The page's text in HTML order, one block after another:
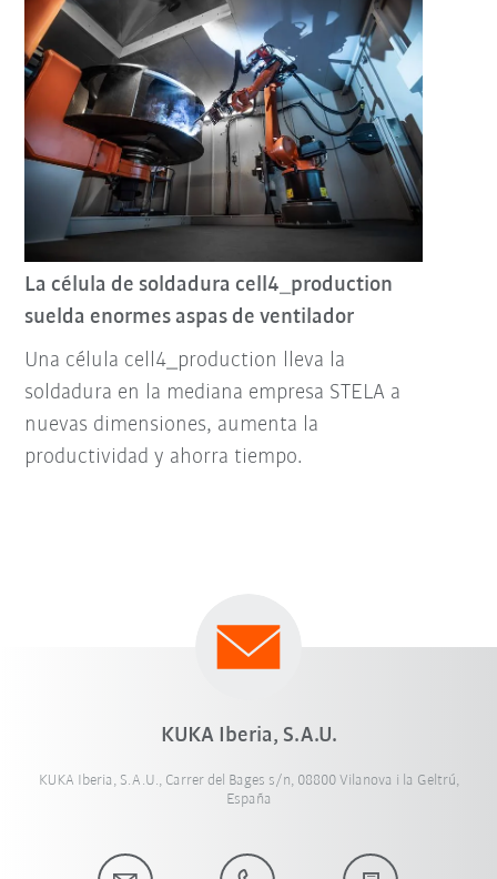
La célula de soldadura cell4_production
suelda enormes aspas de ventilador
Una célula cell4_production lleva la
soldadura en la mediana empresa STELA a
nuevas dimensiones, aumenta la
productividad y ahorra tiempo.
KUKA Iberia, S.A.U.
KUKA Iberia, S.A.U., Carrer del Bages s/n, 08800 Vilanova i la Geltrú,
España